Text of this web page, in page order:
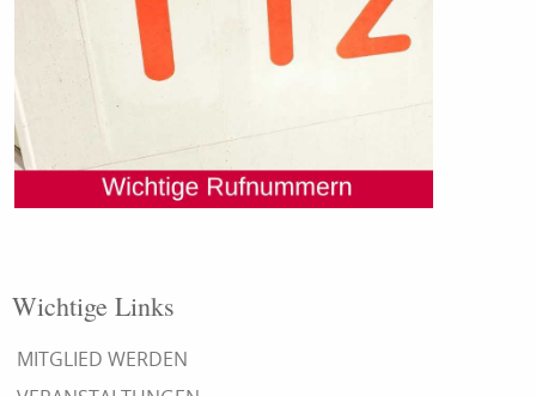
Wichtige Links
MITGLIED WERDEN